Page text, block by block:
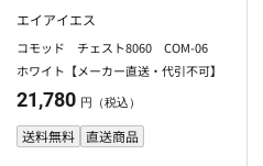
エイアイエス
コモッド チェスト8060 COM-06
ホワイト【メーカー直送・代引不可】
21,780 円（税込）
送料無料 直送商品